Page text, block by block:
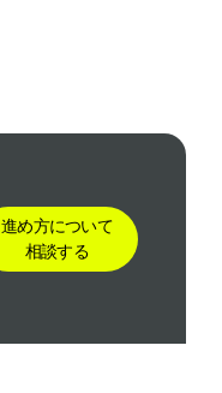
進め方について
相談する